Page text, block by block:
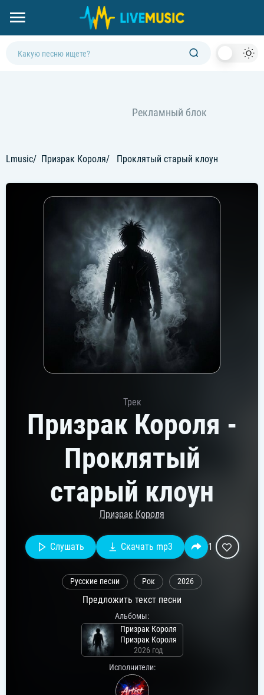
Lmusic Призрак Короля Проклятый старый клоун
Трек
Призрак Короля -
Проклятый
старый клоун
Призрак Короля
Слушать Скачать mp3 1
Русские песни Рок 2026
Предложить текст песни
Альбомы:
Призрак Короля
Призрак Короля
2026 год
Исполнители: